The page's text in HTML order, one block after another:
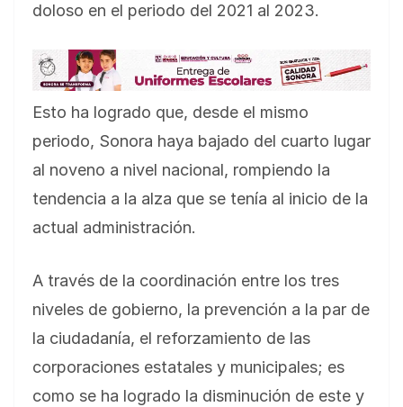
doloso en el periodo del 2021 al 2023.
Esto ha logrado que, desde el mismo
periodo, Sonora haya bajado del cuarto lugar
al noveno a nivel nacional, rompiendo la
tendencia a la alza que se tenía al inicio de la
actual administración.
A través de la coordinación entre los tres
niveles de gobierno, la prevención a la par de
la ciudadanía, el reforzamiento de las
corporaciones estatales y municipales; es
como se ha logrado la disminución de este y